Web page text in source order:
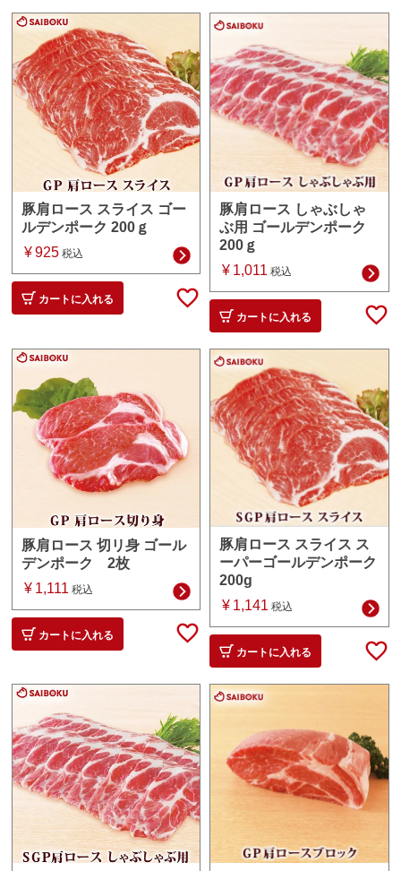
豚肩ロース スライス ゴー
ルデンポーク 200ｇ
¥ 925 税込
カートに入れる
豚肩ロース しゃぶしゃ
ぶ用 ゴールデンポーク
200ｇ
¥ 1,011 税込
カートに入れる
豚肩ロース 切リ身 ゴール
デンポーク 2枚
¥ 1,111 税込
カートに入れる
豚肩ロース スライス ス
ーパーゴールデンポーク
200g
¥ 1,141 税込
カートに入れる